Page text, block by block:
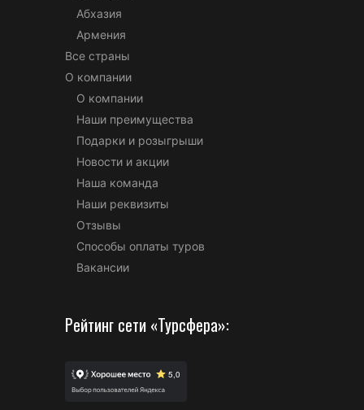
Абхазия
Армения
Все страны
О компании
О компании
Наши преимущества
Подарки и розыгрыши
Новости и акции
Наша команда
Наши реквизиты
Отзывы
Способы оплаты туров
Вакансии
Рейтинг сети «Турсфера»: